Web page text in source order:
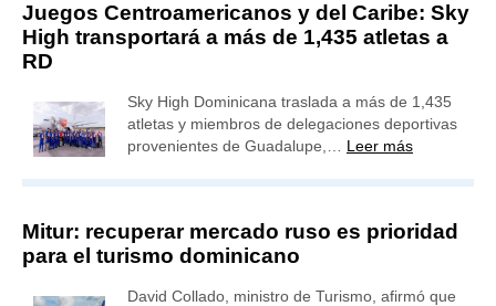
Juegos Centroamericanos y del Caribe: Sky
High transportará a más de 1,435 atletas a
RD
Sky High Dominicana traslada a más de 1,435
atletas y miembros de delegaciones deportivas
provenientes de Guadalupe,… Leer más
Mitur: recuperar mercado ruso es prioridad
para el turismo dominicano
David Collado, ministro de Turismo, afirmó que